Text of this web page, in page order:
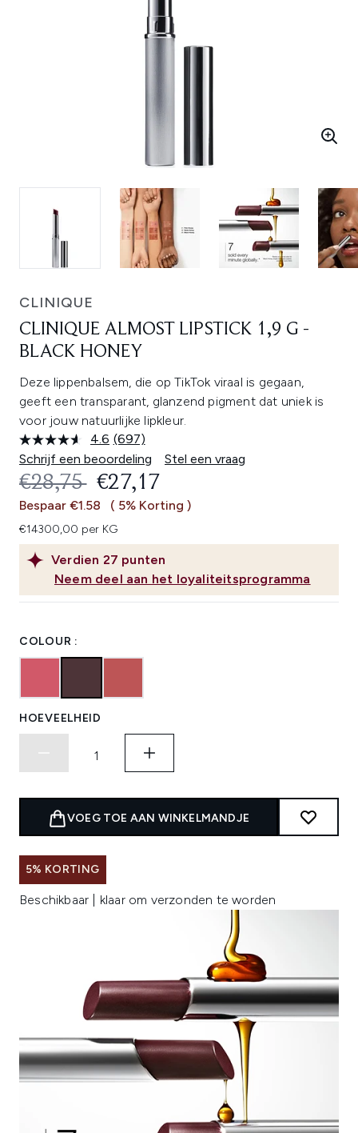
CLINIQUE
CLINIQUE ALMOST LIPSTICK 1,9 G -
BLACK HONEY
Deze lippenbalsem, die op TikTok viraal is gegaan,
geeft een transparant, glanzend pigment dat uniek is
voor jouw natuurlijke lipkleur.
4.6 Lees
697
beoordelingen.
Dezelfde
paginalink.
(697)
Schrijf een beoordeling
Stel een vraag
Verdien 27 punten
Neem deel aan het loyaliteitsprogramma
RECOMMENDED RETAIL PRICE:
€28,75 HUIDIGE PRIJS:
€27,17
Bespaar €1.58 ( 5% Korting )
€14300,00 per KG
COLOUR :
HOEVEELHEID
VOEG TOE AAN WINKELMANDJE
5% KORTING
Beschikbaar | klaar om verzonden te worden